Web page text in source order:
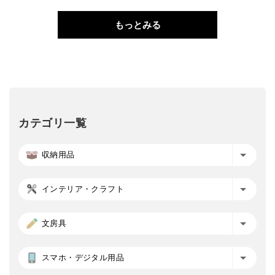
もっとみる
カテゴリ一覧
収納用品
インテリア・クラフト
文房具
スマホ・デジタル用品